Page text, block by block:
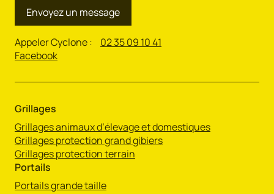
Envoyez un message
Appeler Cyclone : 02 35 09 10 41
Facebook
Grillages
Grillages animaux d’élevage et domestiques
Grillages protection grand gibiers
Grillages protection terrain
Portails
Portails grande taille